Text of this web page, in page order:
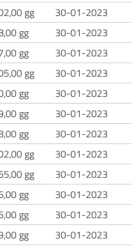
gg
30-01-2023
gg
30-01-2023
gg
30-01-2023
gg
30-01-2023
gg
30-01-2023
gg
30-01-2023
gg
30-01-2023
gg
30-01-2023
gg
30-01-2023
gg
30-01-2023
gg
30-01-2023
gg
30-01-2023